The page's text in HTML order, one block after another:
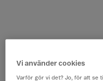
Vi använder cookies
Varför gör vi det? Jo, för att se